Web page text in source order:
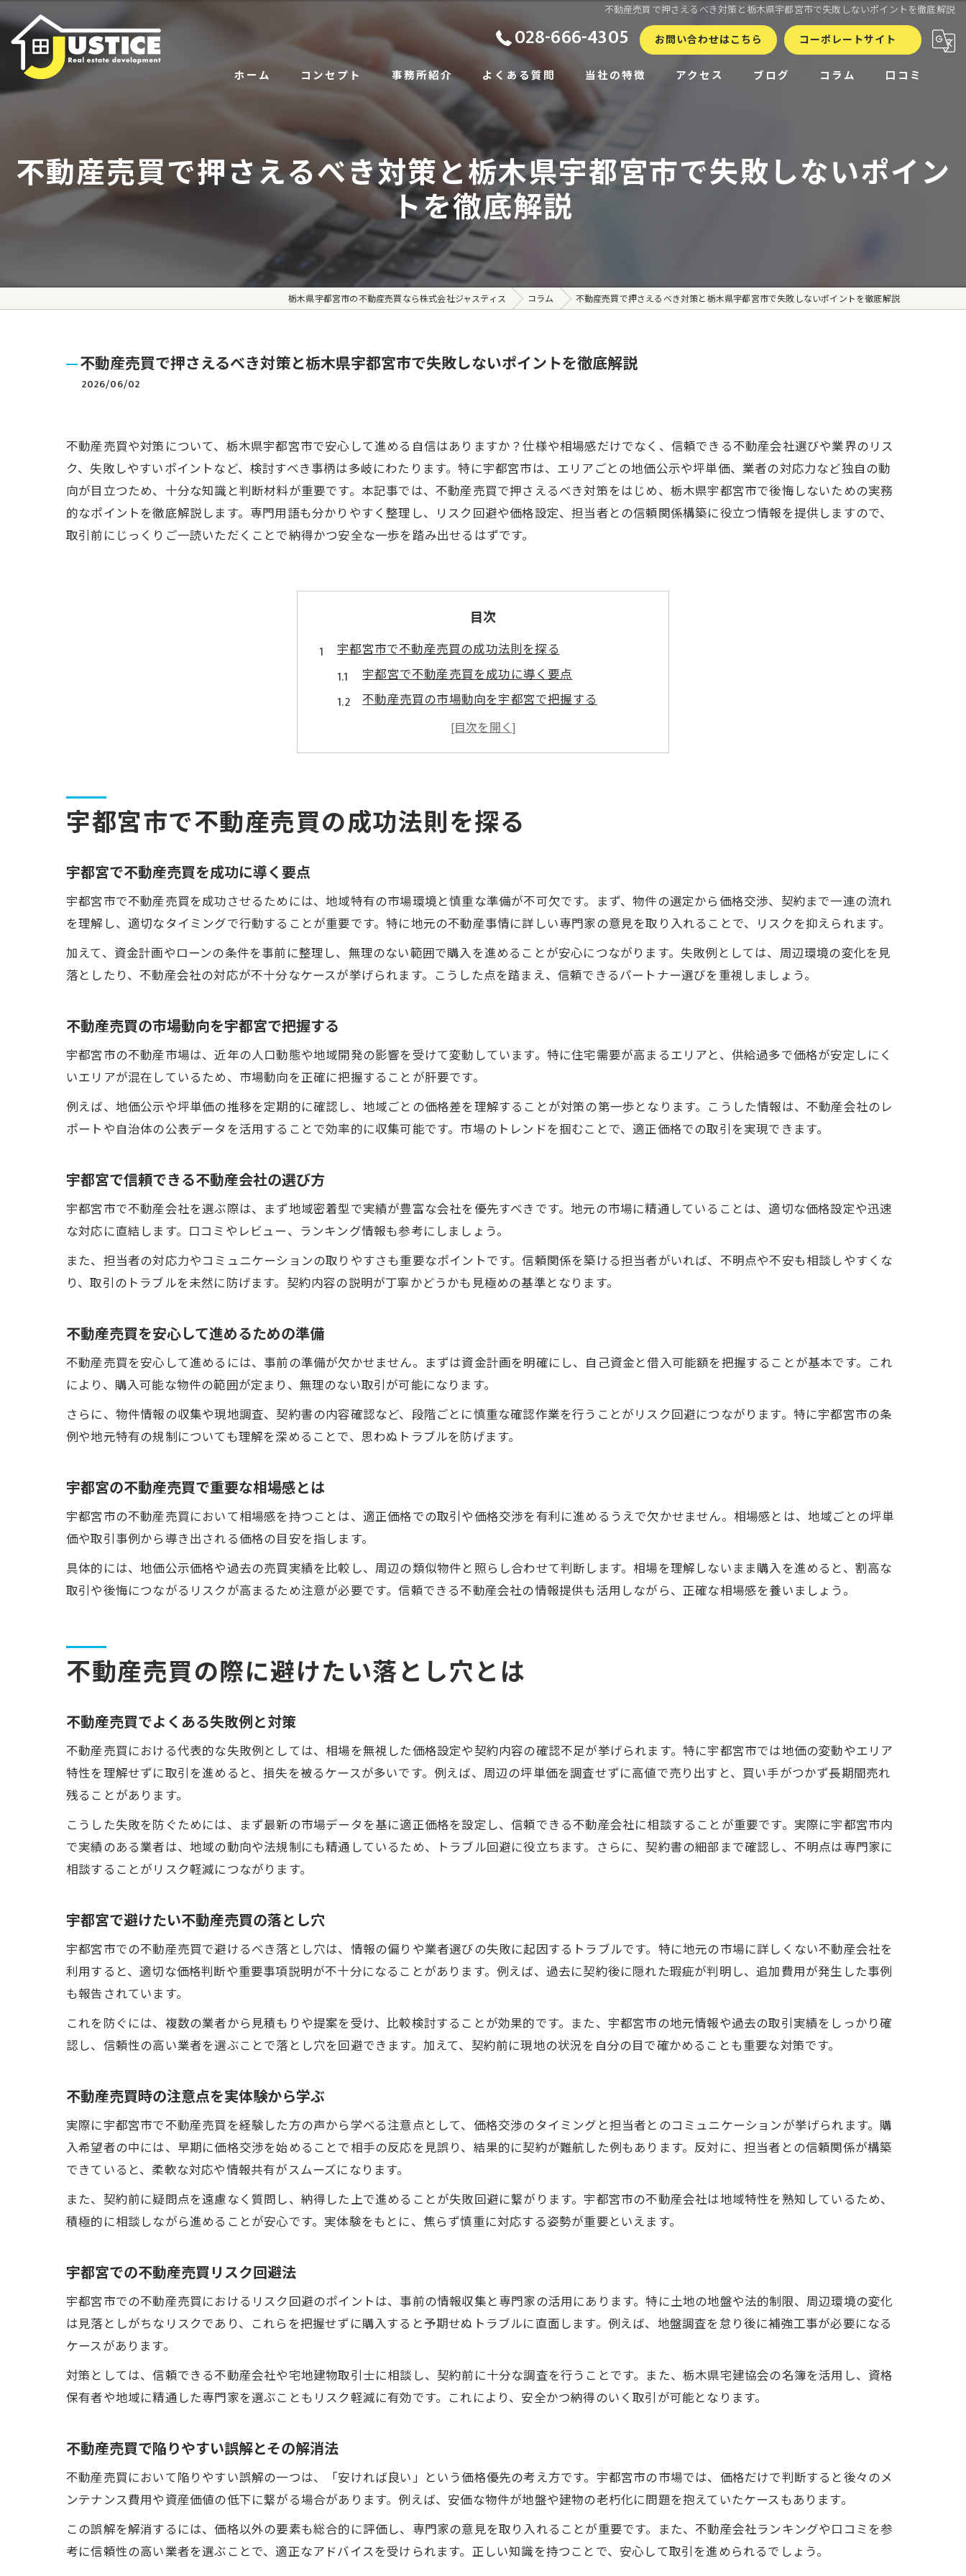
不動産売買で押さえるべき対策と栃木県宇都宮市で失敗しないポイントを徹底解説
028-666-4305 お問い合わせはこちら コーポレートサイト
ホーム コンセプト
代表あいさつ
事務所紹介 よくある質問 当社の特徴
土地
戸建て
アクセス ブログ コラム 口コミ
不動産売買で押さえるべき対策と栃木県宇都宮市で失敗しないポイン
トを徹底解説
栃木県宇都宮市の不動産売買なら株式会社ジャスティス コラム 不動産売買で押さえるべき対策と栃木県宇都宮市で失敗しないポイントを徹底解説
不動産売買で押さえるべき対策と栃木県宇都宮市で失敗しないポイントを徹底解説
2026/06/02
不動産売買や対策について、栃木県宇都宮市で安心して進める自信はありますか？仕様や相場感だけでなく、信頼できる不動産会社選びや業界のリス
ク、失敗しやすいポイントなど、検討すべき事柄は多岐にわたります。特に宇都宮市は、エリアごとの地価公示や坪単価、業者の対応力など独自の動
向が目立つため、十分な知識と判断材料が重要です。本記事では、不動産売買で押さえるべき対策をはじめ、栃木県宇都宮市で後悔しないための実務
的なポイントを徹底解説します。専門用語も分かりやすく整理し、リスク回避や価格設定、担当者との信頼関係構築に役立つ情報を提供しますので、
取引前にじっくりご一読いただくことで納得かつ安全な一歩を踏み出せるはずです。
目次
宇都宮市で不動産売買の成功法則を探る
宇都宮で不動産売買を成功に導く要点
不動産売買の市場動向を宇都宮で把握する
宇都宮で信頼できる不動産会社の選び方
不動産売買を安心して進めるための準備
不動産売買でよくある失敗例と対策
宇都宮での不動産売買リスク回避法
不動産売買で陥りやすい誤解とその解消法
信頼構築で進める安心の不動産売買手順
不動産売買で信頼できる担当者と進めるコツ
宇都宮で不動産売買を円滑に進める秘訣
不動産売買時に役立つ信頼構築の方法
失敗回避に役立つ宇都宮市の不動産対策
宇都宮で実践したい不動産売買の対策法
不動産売買に役立つ宇都宮市の対策実例
宇都宮で安心して不動産売買を進める手法
業界タブーを踏まえて売買交渉を円滑に
不動産売買で避けるべき業界タブーとは
宇都宮で売買交渉を円滑に進めるには
不動産売買時に業界タブーを避ける方法
価格設定と取引のポイントを実体験で解説
宇都宮で不動産売買の価格設定を成功させる方法
宇都宮市で不動産売買の成功法則を探る
宇都宮で不動産売買を成功に導く要点
宇都宮市で不動産売買を成功させるためには、地域特有の市場環境と慎重な準備が不可欠です。まず、物件の選定から価格交渉、契約まで一連の流れ
を理解し、適切なタイミングで行動することが重要です。特に地元の不動産事情に詳しい専門家の意見を取り入れることで、リスクを抑えられます。
加えて、資金計画やローンの条件を事前に整理し、無理のない範囲で購入を進めることが安心につながります。失敗例としては、周辺環境の変化を見
落としたり、不動産会社の対応が不十分なケースが挙げられます。こうした点を踏まえ、信頼できるパートナー選びを重視しましょう。
不動産売買の市場動向を宇都宮で把握する
宇都宮市の不動産市場は、近年の人口動態や地域開発の影響を受けて変動しています。特に住宅需要が高まるエリアと、供給過多で価格が安定しにく
いエリアが混在しているため、市場動向を正確に把握することが肝要です。
例えば、地価公示や坪単価の推移を定期的に確認し、地域ごとの価格差を理解することが対策の第一歩となります。こうした情報は、不動産会社のレ
ポートや自治体の公表データを活用することで効率的に収集可能です。市場のトレンドを掴むことで、適正価格での取引を実現できます。
宇都宮で信頼できる不動産会社の選び方
宇都宮市で不動産会社を選ぶ際は、まず地域密着型で実績が豊富な会社を優先すべきです。地元の市場に精通していることは、適切な価格設定や迅速
な対応に直結します。口コミやレビュー、ランキング情報も参考にしましょう。
また、担当者の対応力やコミュニケーションの取りやすさも重要なポイントです。信頼関係を築ける担当者がいれば、不明点や不安も相談しやすくな
り、取引のトラブルを未然に防げます。契約内容の説明が丁寧かどうかも見極めの基準となります。
不動産売買を安心して進めるための準備
不動産売買を安心して進めるには、事前の準備が欠かせません。まずは資金計画を明確にし、自己資金と借入可能額を把握することが基本です。これ
により、購入可能な物件の範囲が定まり、無理のない取引が可能になります。
さらに、物件情報の収集や現地調査、契約書の内容確認など、段階ごとに慎重な確認作業を行うことがリスク回避につながります。特に宇都宮市の条
例や地元特有の規制についても理解を深めることで、思わぬトラブルを防げます。
宇都宮の不動産売買で重要な相場感とは
宇都宮市の不動産売買において相場感を持つことは、適正価格での取引や価格交渉を有利に進めるうえで欠かせません。相場感とは、地域ごとの坪単
価や取引事例から導き出される価格の目安を指します。
具体的には、地価公示価格や過去の売買実績を比較し、周辺の類似物件と照らし合わせて判断します。相場を理解しないまま購入を進めると、割高な
取引や後悔につながるリスクが高まるため注意が必要です。信頼できる不動産会社の情報提供も活用しながら、正確な相場感を養いましょう。
不動産売買の際に避けたい落とし穴とは
不動産売買でよくある失敗例と対策
不動産売買における代表的な失敗例としては、相場を無視した価格設定や契約内容の確認不足が挙げられます。特に宇都宮市では地価の変動やエリア
特性を理解せずに取引を進めると、損失を被るケースが多いです。例えば、周辺の坪単価を調査せずに高値で売り出すと、買い手がつかず長期間売れ
残ることがあります。
こうした失敗を防ぐためには、まず最新の市場データを基に適正価格を設定し、信頼できる不動産会社に相談することが重要です。実際に宇都宮市内
で実績のある業者は、地域の動向や法規制にも精通しているため、トラブル回避に役立ちます。さらに、契約書の細部まで確認し、不明点は専門家に
相談することがリスク軽減につながります。
宇都宮で避けたい不動産売買の落とし穴
宇都宮市での不動産売買で避けるべき落とし穴は、情報の偏りや業者選びの失敗に起因するトラブルです。特に地元の市場に詳しくない不動産会社を
利用すると、適切な価格判断や重要事項説明が不十分になることがあります。例えば、過去に契約後に隠れた瑕疵が判明し、追加費用が発生した事例
も報告されています。
これを防ぐには、複数の業者から見積もりや提案を受け、比較検討することが効果的です。また、宇都宮市の地元情報や過去の取引実績をしっかり確
認し、信頼性の高い業者を選ぶことで落とし穴を回避できます。加えて、契約前に現地の状況を自分の目で確かめることも重要な対策です。
不動産売買時の注意点を実体験から学ぶ
実際に宇都宮市で不動産売買を経験した方の声から学べる注意点として、価格交渉のタイミングと担当者とのコミュニケーションが挙げられます。購
入希望者の中には、早期に価格交渉を始めることで相手の反応を見誤り、結果的に契約が難航した例もあります。反対に、担当者との信頼関係が構築
できていると、柔軟な対応や情報共有がスムーズになります。
また、契約前に疑問点を遠慮なく質問し、納得した上で進めることが失敗回避に繋がります。宇都宮市の不動産会社は地域特性を熟知しているため、
積極的に相談しながら進めることが安心です。実体験をもとに、焦らず慎重に対応する姿勢が重要といえます。
宇都宮での不動産売買リスク回避法
宇都宮市での不動産売買におけるリスク回避のポイントは、事前の情報収集と専門家の活用にあります。特に土地の地盤や法的制限、周辺環境の変化
は見落としがちなリスクであり、これらを把握せずに購入すると予期せぬトラブルに直面します。例えば、地盤調査を怠り後に補強工事が必要になる
ケースがあります。
対策としては、信頼できる不動産会社や宅地建物取引士に相談し、契約前に十分な調査を行うことです。また、栃木県宅建協会の名簿を活用し、資格
保有者や地域に精通した専門家を選ぶこともリスク軽減に有効です。これにより、安全かつ納得のいく取引が可能となります。
不動産売買で陥りやすい誤解とその解消法
不動産売買において陥りやすい誤解の一つは、「安ければ良い」という価格優先の考え方です。宇都宮市の市場では、価格だけで判断すると後々のメ
ンテナンス費用や資産価値の低下に繋がる場合があります。例えば、安価な物件が地盤や建物の老朽化に問題を抱えていたケースもあります。
この誤解を解消するには、価格以外の要素も総合的に評価し、専門家の意見を取り入れることが重要です。また、不動産会社ランキングや口コミを参
考に信頼性の高い業者を選ぶことで、適正なアドバイスを受けられます。正しい知識を持つことで、安心して取引を進められるでしょう。